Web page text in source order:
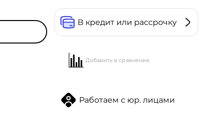
В кредит или рассрочку
Добавить в сравнение
Работаем с юр. лицами